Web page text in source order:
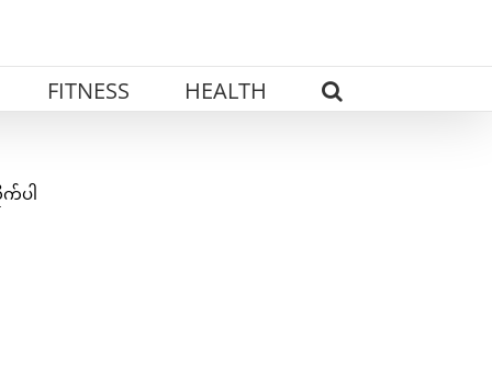
FITNESS HEALTH
ပါ